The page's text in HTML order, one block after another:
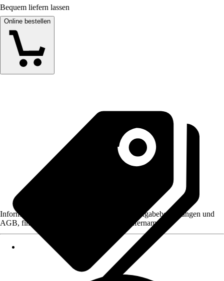
Bequem liefern lassen
Online bestellen
Informationen des Verkäufers, wie z. B. Rückgabebedingungen und
AGB, finden Sie bei Klick auf den Verkäufernamen.